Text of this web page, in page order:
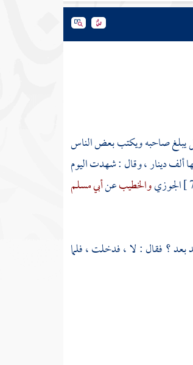
يبلغ صاحبه ويكتب بعض الناس
ألف دينار ، وقال : شهدت اليوم
الجوزيوالخطيبعنأبي مسلم
؟ فقال : لا ، فدخلت ، فلما